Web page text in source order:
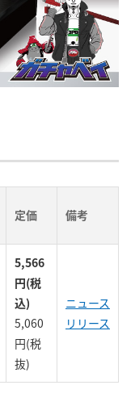
定価 備考
5,566
円(税
込)
5,060
円(税
抜)
ニュース
リリース